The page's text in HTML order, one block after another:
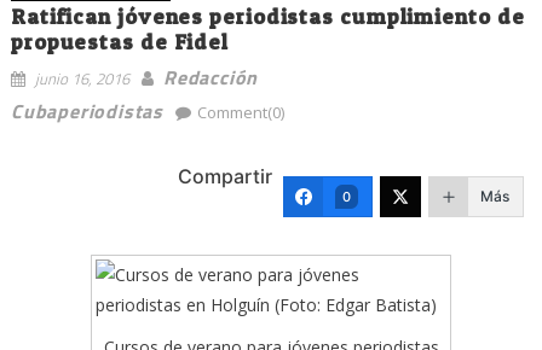
Ratifican jóvenes periodistas cumplimiento de
propuestas de Fidel
junio 16, 2016
Redacción
Cubaperiodistas
Comment(0)
Compartir
0 Más